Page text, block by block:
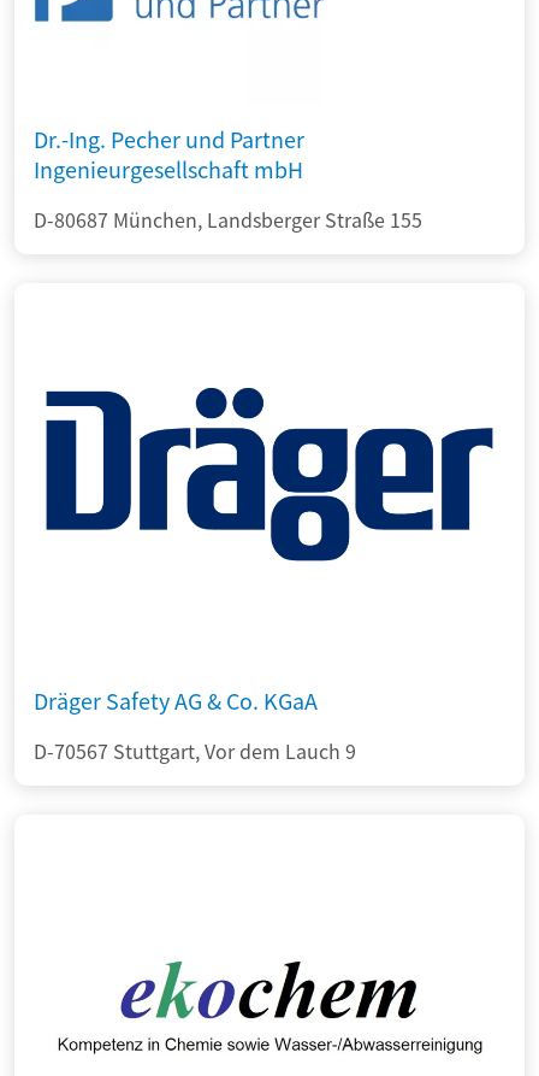
Dr.-Ing. Pecher und Partner
Ingenieurgesellschaft mbH
D-80687 München, Landsberger Straße 155
Dräger Safety AG & Co. KGaA
D-70567 Stuttgart, Vor dem Lauch 9